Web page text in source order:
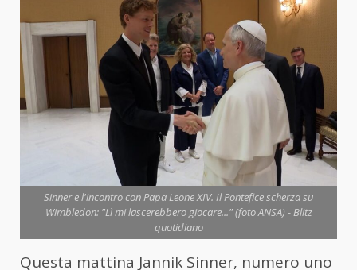
Sinner e l'incontro con Papa Leone XIV. Il Pontefice scherza su
Wimbledon: "Lì mi lascerebbero giocare..." (foto ANSA) - Blitz
quotidiano
Questa mattina Jannik Sinner, numero uno